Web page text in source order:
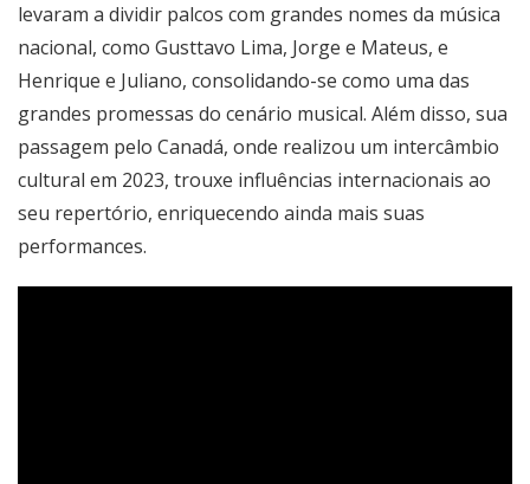
levaram a dividir palcos com grandes nomes da música
nacional, como Gusttavo Lima, Jorge e Mateus, e
Henrique e Juliano, consolidando-se como uma das
grandes promessas do cenário musical. Além disso, sua
passagem pelo Canadá, onde realizou um intercâmbio
cultural em 2023, trouxe influências internacionais ao
seu repertório, enriquecendo ainda mais suas
performances.